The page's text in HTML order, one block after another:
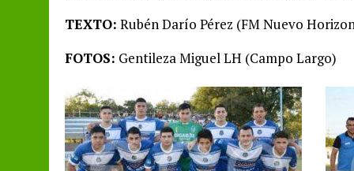
TEXTO: Rubén Darío Pérez (FM Nuevo
FOTOS: Gentileza Miguel LH (Campo Largo)